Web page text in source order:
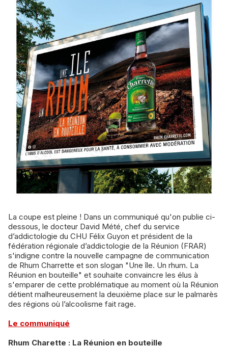
La coupe est pleine ! Dans un communiqué qu'on publie ci-
dessous, le docteur David Mété, chef du service
d’addictologie du CHU Félix Guyon et président de la
fédération régionale d’addictologie de la Réunion (FRAR)
s'indigne contre la nouvelle campagne de communication
de Rhum Charrette et son slogan "Une île. Un rhum. La
Réunion en bouteille" et souhaite convaincre les élus à
s'emparer de cette problématique au moment où la Réunion
détient malheureusement la deuxième place sur le palmarès
des régions où l’alcoolisme fait rage.
Le communiqué
Rhum Charette : La Réunion en bouteille